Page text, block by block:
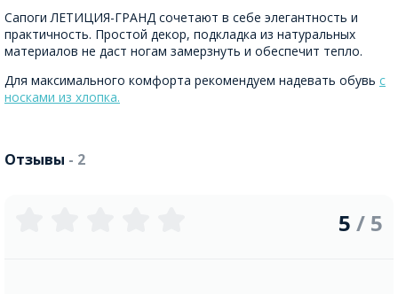
Сапоги ЛЕТИЦИЯ-ГРАНД сочетают в себе элегантность и
практичность. Простой декор, подкладка из натуральных
материалов не даст ногам замерзнуть и обеспечит тепло.
Для максимального комфорта рекомендуем надевать обувь с
носками из хлопка.
Отзывы - 2
5 / 5